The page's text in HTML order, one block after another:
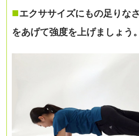
■エクササイズにもの足りな
をあげて強度を上げましょう。